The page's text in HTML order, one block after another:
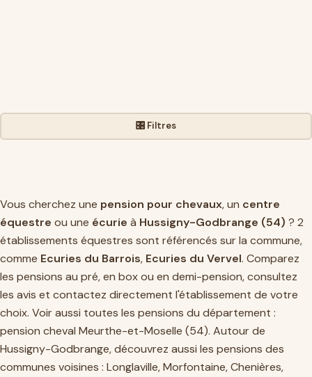
🎛️ Filtres
Vous cherchez une pension pour chevaux, un centre
équestre ou une écurie à Hussigny-Godbrange (54) ? 2
établissements équestres sont référencés sur la commune,
comme Ecuries du Barrois, Ecuries du Vervel. Comparez
les pensions au pré, en box ou en demi-pension, consultez
les avis et contactez directement l'établissement de votre
choix. Voir aussi toutes les pensions du département :
pension cheval Meurthe-et-Moselle (54). Autour de
Hussigny-Godbrange, découvrez aussi les pensions des
communes voisines : Longlaville,Morfontaine,Chenières,